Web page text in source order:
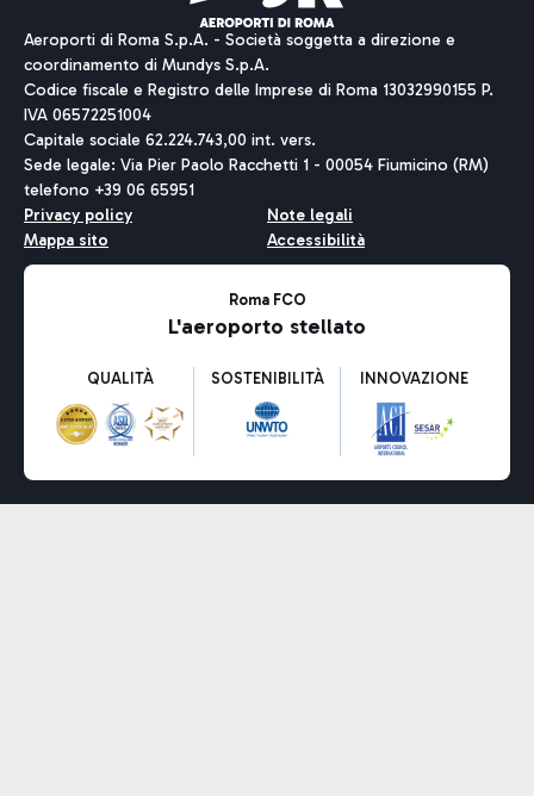
Aeroporti di Roma S.p.A. - Società soggetta a direzione e
coordinamento di Mundys S.p.A.
Codice fiscale e Registro delle Imprese di Roma 13032990155 P.
IVA 06572251004
Capitale sociale 62.224.743,00 int. vers.
Sede legale: Via Pier Paolo Racchetti 1 - 00054 Fiumicino (RM)
telefono +39 06 65951
Privacy policy
Note legali
Mappa sito
Accessibilità
Roma FCO
L'aeroporto stellato
QUALITÀ SOSTENIBILITÀ INNOVAZIONE